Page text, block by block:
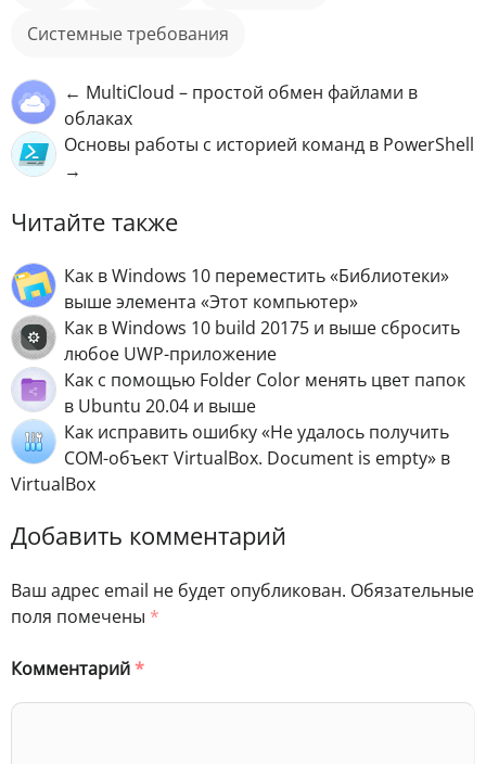
Системные требования
← MultiCloud – простой обмен файлами в
облаках
Основы работы с историей команд в PowerShell
→
Читайте также
Как в Windows 10 переместить «Библиотеки»
выше элемента «Этот компьютер»
Как в Windows 10 build 20175 и выше сбросить
любое UWP-приложение
Как с помощью Folder Color менять цвет папок
в Ubuntu 20.04 и выше
Как исправить ошибку «Не удалось получить
COM-объект VirtualBox. Document is empty» в
VirtualBox
Добавить комментарий
Ваш адрес email не будет опубликован. Обязательные
поля помечены *
Комментарий*